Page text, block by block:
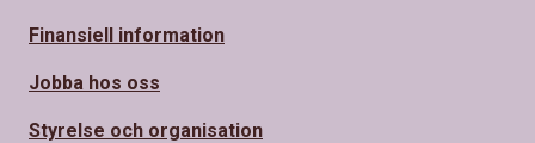
Finansiell information
Jobba hos oss
Styrelse och organisation